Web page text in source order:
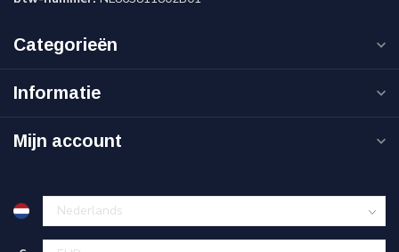
Categorieën
Informatie
Mijn account